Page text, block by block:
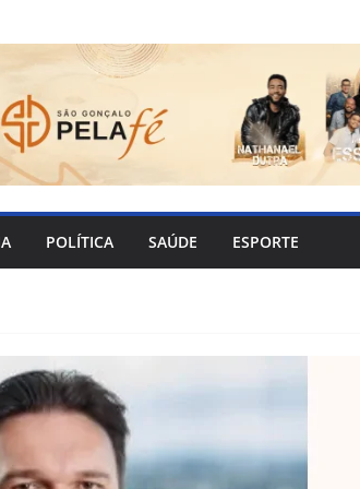
POLÍTICA SAÚDE ESPORTE